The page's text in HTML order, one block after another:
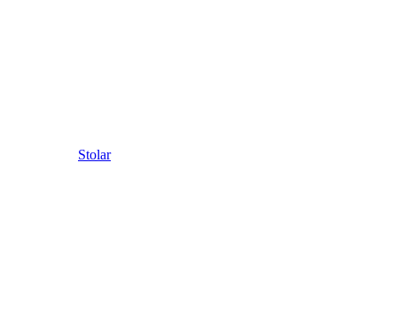
Stolar